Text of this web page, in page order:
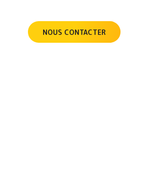
NOUS CONTACTER